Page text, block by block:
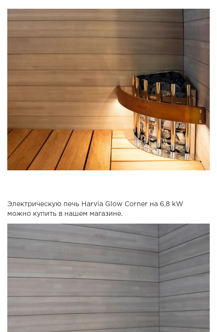
Электрическую печь Harvia Glow Corner на 6,8 kW
можно купить в нашем магазине.